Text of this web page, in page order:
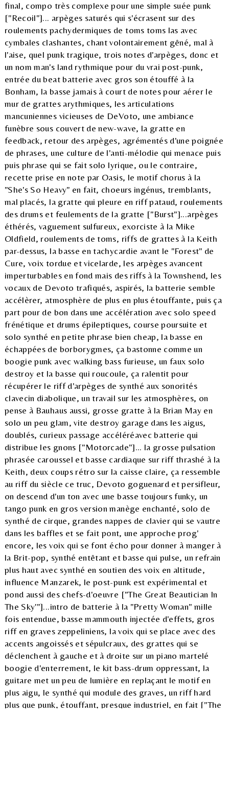
final, compo très complexe pour une simple suée punk
["Recoil"]... arpèges saturés qui s'écrasent sur des
roulements pachydermiques de toms toms las avec
cymbales clashantes, chant volontairement gêné, mal à
l'aise, quel punk tragique, trois notes d'arpèges, donc et
un nom man's land rythmique pour du vrai post-punk,
entrée du beat batterie avec gros son étouffé à la
Bonham, la basse jamais à court de notes pour aérer le
mur de grattes arythmiques, les articulations
mancuniennes vicieuses de DeVoto, une ambiance
funèbre sous couvert de new-wave, la gratte en
feedback, retour des arpèges, agrémentés d'une poignée
de phrases, une culture de l'anti-mélodie qui menace puis
puis phrase qui se fait solo lyrique, ou le contraire,
recette prise en note par Oasis, le motif chorus à la
"She's So Heavy" en fait, choeurs ingénus, tremblants,
mal placés, la gratte qui pleure en riff pataud, roulements
des drums et feulements de la gratte ["Burst"]...arpèges
éthérés, vaguement sulfureux, exorciste à la Mike
Oldfield, roulements de toms, riffs de grattes à la Keith
par-dessus, la basse en tachycardie avant le "Forest" de
Cure, voix tordue et vicelarde, les arpèges avancent
imperturbables en fond mais des riffs à la Townshend, les
vocaux de Devoto trafiqués, aspirés, la batterie semble
accélèrer, atmosphère de plus en plus étouffante, puis ça
part pour de bon dans une accélération avec solo speed
frénétique et drums épileptiques, course poursuite et
solo synthé en petite phrase bien cheap, la basse en
échappées de borborygmes, ça bastonne comme un
boogie punk avec walking bass furieuse, un faux solo
destroy et la basse qui roucoule, ça ralentit pour
récupérer le riff d'arpèges de synthé aux sonorités
clavecin diabolique, un travail sur les atmosphères, on
pense à Bauhaus aussi, grosse gratte à la Brian May en
solo un peu glam, vite destroy garage dans les aigus,
doublés, curieux passage accéléréavec batterie qui
distribue les gnons ["Motorcade"]... la grosse pulsation
phrasée caroussel et basse cardiaque sur riff thrashé à la
Keith, deux coups rétro sur la caisse claire, ça ressemble
au riff du siècle ce truc, Devoto goguenard et persifleur,
on descend d'un ton avec une basse toujours funky, un
tango punk en gros version manège enchanté, solo de
synthé de cirque, grandes nappes de clavier qui se vautre
dans les baffles et se fait pont, une approche prog'
encore, les voix qui se font écho pour donner à manger à
la Brit-pop, synthé entêtant et basse qui pulse, un refrain
plus haut avec synthé en soutien des voix en altitude,
influence Manzarek, le post-punk est expérimental et
pond aussi des chefs-d'oeuvre ["The Great Beautician In
The Sky'"]...intro de batterie à la "Pretty Woman" mille
fois entendue, basse mammouth injectée d'effets, gros
riff en graves zeppeliniens, la voix qui se place avec des
accents angoissés et sépulcraux, des grattes qui se
déclenchent à gauche et à droite sur un piano martelé
boogie d'enterrement, le kit bass-drum oppressant, la
guitare met un peu de lumière en replaçant le motif en
plus aigu, le synthé qui module des graves, un riff hard
plus que punk, étouffant, presque industriel, en fait ["The